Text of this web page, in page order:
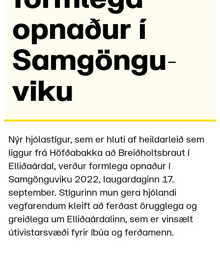
opnaður í
Samgöngu­
viku
Nýr hjólastígur, sem er hluti af heildarleið sem
liggur frá Höfðabakka að Breiðholtsbraut í
Elliðaárdal, verður formlega opnaður í
Samgönguviku 2022, laugardaginn 17.
september. Stígurinn mun gera hjólandi
vegfarendum kleift að ferðast örugglega og
greiðlega um Elliðaárdalinn, sem er vinsælt
útivistarsvæði fyrir íbúa og ferðamenn.